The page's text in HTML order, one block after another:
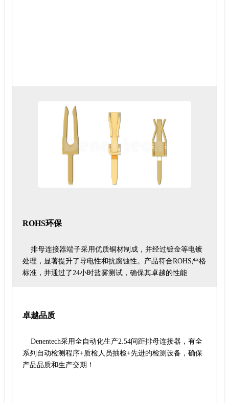
ROHS环保
排母连接器端子采用优质铜材制成，并经过镀金等电镀
处理，显著提升了导电性和抗腐蚀性。产品符合ROHS严格
标准，并通过了24小时盐雾测试，确保其卓越的性能
卓越品质
Denentech采用全自动化生产2.54间距排母连接器，有全
系列自动检测程序+质检人员抽检+先进的检测设备，确保
产品品质和生产交期！